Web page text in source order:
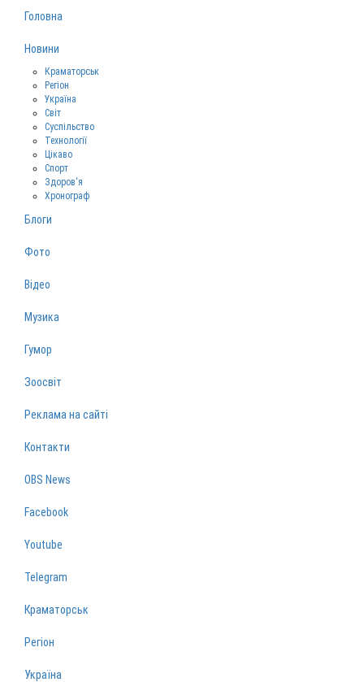
Головна
Новини
Краматорськ
Регіон
Україна
Світ
Суспільство
Технології
Цікаво
Спорт
Здоров‘я
Хронограф
Блоги
Фото
Відео
Музика
Гумор
Зоосвіт
Реклама на сайті
Контакти
OBS News
Facebook
Youtube
Telegram
Краматорськ
Регіон
Україна